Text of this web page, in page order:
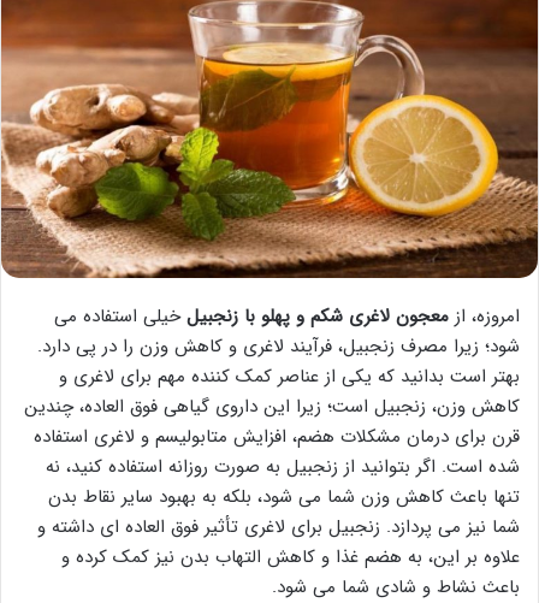
امروزه، از معجون لاغری شکم و پهلو با زنجبیلخیلی استفاده می
شود؛ زیرا مصرف زنجبیل، فرآیند لاغری و کاهش وزن را در پی دارد.
بهتر است بدانید که یکی از عناصر کمک کننده مهم برای لاغری و
کاهش وزن، زنجبیل است؛ زیرا این داروی گیاهی فوق العاده، چندین
قرن برای درمان مشکلات هضم، افزایش متابولیسم و لاغری استفاده
شده است. اگر بتوانید از زنجبیل به صورت روزانه استفاده کنید، نه
تنها باعث کاهش وزن شما می شود، بلکه به بهبود سایر نقاط بدن
شما نیز می پردازد. زنجبیل برای لاغری تأثیر فوق العاده ای داشته و
علاوه بر این، به هضم غذا و کاهش التهاب بدن نیز کمک کرده و
باعث نشاط و شادی شما می شود.